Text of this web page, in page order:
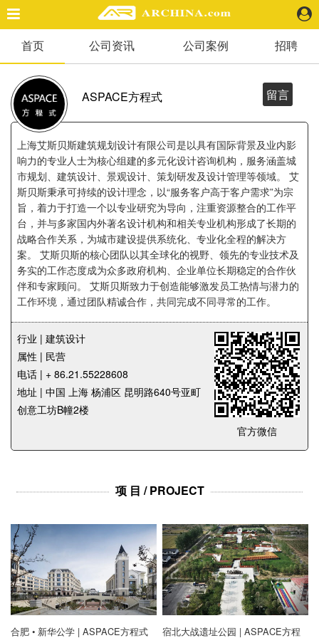
精选案例
建 筑
景 观
室 内
视 频
头条资讯
业 界
机 构
人 物
地 产
快速搜索
企业招聘
企业会员
关于投稿
广告投放
关于我们
首页 公司资讯 公司案例 招聘
ASPACE方程式 留言
上海艾斯贝斯建筑规划设计有限公司是以具有国际背景及业内影
响力的专业人士为核心组建的多元化设计咨询机构，服务涵盖城
市规划、建筑设计、景观设计、策划研发及设计管理等领域。 艾
斯贝斯秉承可持续的设计理念，以“服务客户高于客户需求”为宗
旨，着力于打造一个以专业研究为导向，注重资源整合的工作平
台，并与多家国内外著名设计机构和相关专业机构形成了长期的
战略合作关系，为城市建设提供系统化、专业化全程的解决方
案。 艾斯贝斯的核心团队以其全球化的视野、领先的专业技术及
务实的工作态度成为众多政府机构、企业单位长期稳定的合作伙
伴和专家顾问。 艾斯贝斯致力于创造能够激发员工热情与潜力的
工作环境，通过团队精诚合作，共同完成不同寻常的工作。
官方微信
行业 | 建筑设计
属性 | 民营
电话 | + 86.21.55228608
地址 | 中国 上海 杨浦区 昆明路640号亚町
创意工坊B幢2楼
项 目 / PROJECT
合肥 • 新华公学 | ASPACE方程式 宿北大战遗址公园 | ASPACE方程